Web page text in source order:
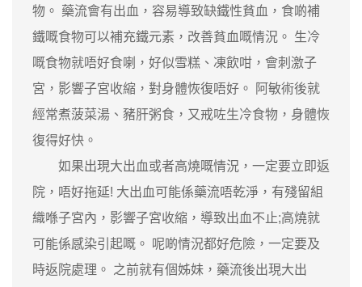
物。 藥流會有出血，容易導致缺鐵性貧血，食啲補
鐵嘅食物可以補充鐵元素，改善貧血嘅情況。 生冷
嘅食物就唔好食喇，好似雪糕、凍飲咁，會刺激子
宮，影響子宮收縮，對身體恢復唔好。 阿敏術後就
經常煮菠菜湯、豬肝粥食，又戒咗生冷食物，身體恢
復得好快。
如果出現大出血或者高燒嘅情況，一定要立即返
院，唔好拖延! 大出血可能係藥流唔乾淨，有殘留組
織喺子宮內，影響子宮收縮，導致出血不止;高燒就
可能係感染引起嘅。 呢啲情況都好危險，一定要及
時返院處理。 之前就有個姊妹，藥流後出現大出